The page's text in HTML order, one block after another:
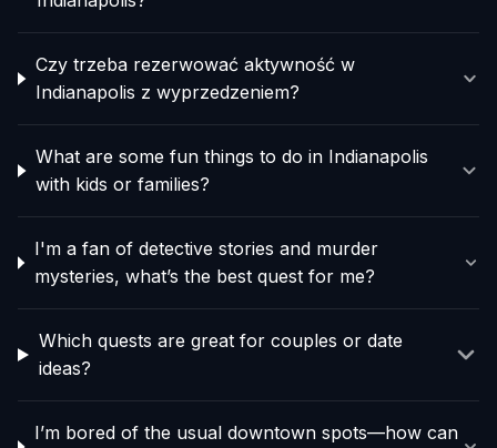
Czy trzeba rezerwować aktywność w
Indianapolis z wyprzedzeniem?
What are some fun things to do in Indianapolis
with kids or families?
I'm a fan of detective stories and murder
mysteries, what’s the best quest for me?
Which quests are great for couples or date
ideas?
I’m bored of the usual downtown spots—how can